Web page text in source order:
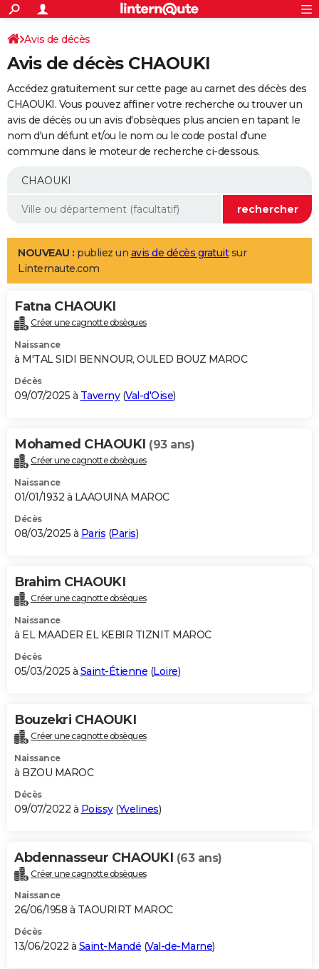
ACTUALITÉS
Politique
Société
Faits Divers
Education
Monde
Villes
+
SPORT
Coupe du monde 2026
Football
Tennis
Cyclisme
Rugby
Forum
Programme TV
TNT
Streaming
Cinéma
Sorties cinéma
Musique
+
FINANCE
Retraite
Epargne
Immobilier
Risques naturels par ville
Banque
Assurance
AUTO
Essais
Réserver un essai
Citadines
Berlines
SUV
Forum auto
+
Mobiles
Meilleur smartphone
Internet
Ordinateurs
Jeux vidéo
Guide high-tech
Aménagement intérieur
LIFESTYLE
Art de vivre
Bien-être
Loisirs
Mode
Modes de vie
Alimentation
Guide de la santé
Maladies
Médicaments
Sommeil
VOYAGE
Destinations
City break
Voyage nature
Voyage de noces
Forum
Climat
+PHOTO
GUIDES D'ACHAT
BONS PLANS
Carte de Noël
Carte Bonne année
Carte Saint-Valentin
Carte Pâques
Carte d'anniversaire
DICTIONNAIRE
Dictionnaire
Biographies
Citations
Expressions
Proverbes
PROGRAMME TV
S'inscrire
Se connecter
Lycées
Collèges
Primaires
Universités
Entreprises
Service militaire
Avis de recherche
AVIS DE DÉCÈS
Bricolage
Lifestyle
Culture
Sport
Auto
Television
Voyage
Cinema
Avis de décès
Avis de décès CHAOUKI
Accédez gratuitement sur cette page au carnet des décès des
CHAOUKI. Vous pouvez affiner votre recherche ou trouver un
avis de décès ou un avis d'obsèques plus ancien en tapant le
nom d'un défunt et/ou le nom ou le code postal d'une
commune dans le moteur de recherche ci-dessous.
NOUVEAU : publiez un avis de décès gratuitsur
Linternaute.com
Fatna CHAOUKI
Créer une cagnotte obsèques
Naissance
à M'TAL SIDI BENNOUR, OULED BOUZ MAROC
Décès
09/07/2025 à Taverny(Val-d'Oise)
Mohamed CHAOUKI (93 ans)
Créer une cagnotte obsèques
Naissance
01/01/1932 à LAAOUINA MAROC
Décès
08/03/2025 à Paris (Paris)
Brahim CHAOUKI
Créer une cagnotte obsèques
Naissance
à EL MAADER EL KEBIR TIZNIT MAROC
Décès
05/03/2025 à Saint-Étienne (Loire)
Bouzekri CHAOUKI
Créer une cagnotte obsèques
Naissance
à BZOU MAROC
Décès
09/07/2022 à Poissy(Yvelines)
Abdennasseur CHAOUKI (63 ans)
Créer une cagnotte obsèques
Naissance
26/06/1958 à TAOURIRT MAROC
Décès
13/06/2022 à Saint-Mandé (Val-de-Marne)